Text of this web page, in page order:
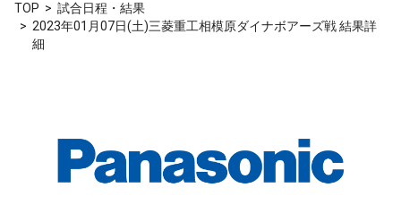
TOP
試合日程・結果
2023年01月07日(土)三菱重工相模原ダイナボアーズ戦 結果詳
細